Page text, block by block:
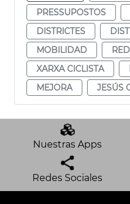
PRESSUPOSTOS
DISTRICTES
MOBILIDAD
XARXA CICLISTA
MEJORA
JESÚS
Nuestras Apps
Redes Sociales